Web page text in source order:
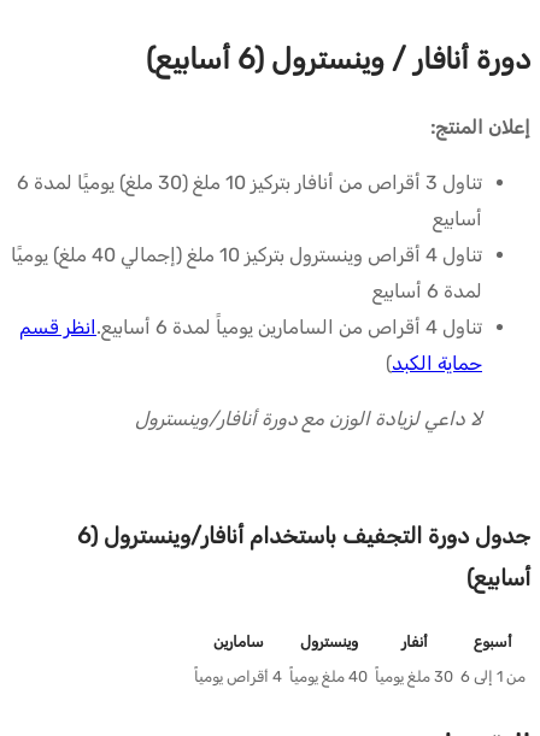
دورة أنافار / وينسترول (6 أسابيع)
إعلان المنتج:
تناول 3 أقراص من أنافار بتركيز 10 ملغ (30 ملغ) يوميًا لمدة 6
أسابيع
تناول 4 أقراص وينسترول بتركيز 10 ملغ (إجمالي 40 ملغ) يوميًا
لمدة 6 أسابيع
تناول 4 أقراص من السامارين يومياً لمدة 6 أسابيع.
انظر قسم
حماية الكبد)
لا داعي لزيادة الوزن مع دورة أنافار/وينسترول
جدول دورة التجفيف باستخدام أنافار/وينسترول (6
أسابيع)
أسبوع أنفار وينسترول
سامارين
من 1 إلى 6
30 ملغ يومياً 40 ملغ يومياً 4 أقراص يومياً